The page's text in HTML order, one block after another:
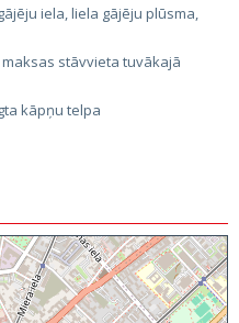
iela, liela gājēju plūsma,
stāvvieta tuvākajā
kāpņu telpa